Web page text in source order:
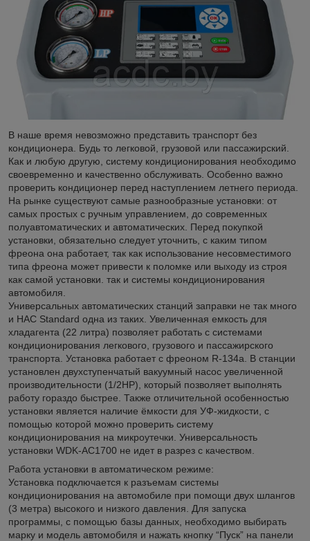
В наше время невозможно представить транспорт без
кондиционера. Будь то легковой, грузовой или пассажирский.
Как и любую другую, систему кондиционирования необходимо
своевременно и качественно обслуживать. Особенно важно
проверить кондиционер перед наступлением летнего периода.
На рынке существуют самые разнообразные установки: от
самых простых с ручным управлением, до современных
полуавтоматических и автоматических. Перед покупкой
установки, обязательно следует уточнить, с каким типом
фреона она работает, так как использование несовместимого
типа фреона может привести к поломке или выходу из строя
как самой установки. так и системы кондиционирования
автомобиля.
Универсальных автоматических станций заправки не так много
и HAC Standard одна из таких. Увеличенная емкость для
хладагента (22 литра) позволяет работать с системами
кондиционирования легкового, грузового и пассажирского
транспорта. Установка работает с фреоном R-134a. В станции
установлен двухступенчатый вакуумный насос увеличенной
производительности (1/2HP), который позволяет выполнять
работу гораздо быстрее. Также отличительной особенностью
установки является наличие ёмкости для УФ-жидкости, с
помощью которой можно проверить систему
кондиционирования на микроутечки. Универсальность
установки WDK-AC1700 не идет в разрез с качеством.
Работа установки в автоматическом режиме:
Установка подключается к разъемам системы
кондиционирования на автомобиле при помощи двух шлангов
(3 метра) высокого и низкого давления. Для запуска
программы, с помощью базы данных, необходимо выбирать
марку и модель автомобиля и нажать кнопку “Пуск” на панели